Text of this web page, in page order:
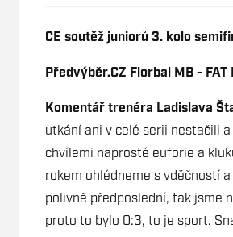
CE soutěž juniorů 3. kolo
Předvýběr.CZ Florbal MB - FAT
Komentář trenéra Ladislava
utkání ani v celé serii nestačili
chvílemi naprosté euforie a
rokem ohlédneme s vděčností
polivně předposlední, tak jsme
proto to bylo 0:3, to je sport.